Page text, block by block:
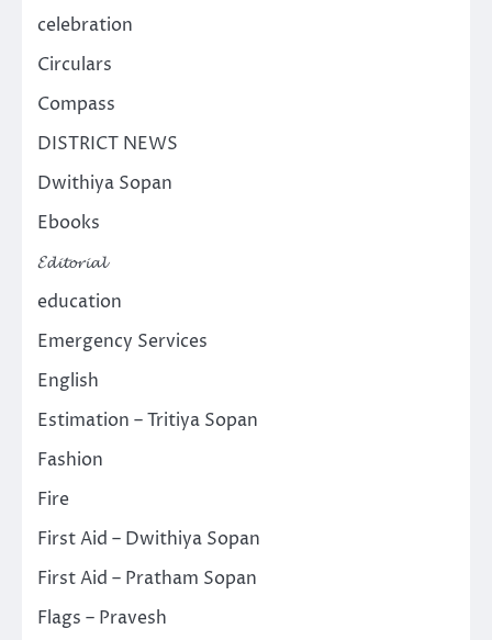
celebration
Circulars
Compass
DISTRICT NEWS
Dwithiya Sopan
Ebooks
𝓔𝓭𝓲𝓽𝓸𝓻𝓲𝓪𝓵
education
Emergency Services
English
Estimation – Tritiya Sopan
Fashion
Fire
First Aid – Dwithiya Sopan
First Aid – Pratham Sopan
Flags – Pravesh